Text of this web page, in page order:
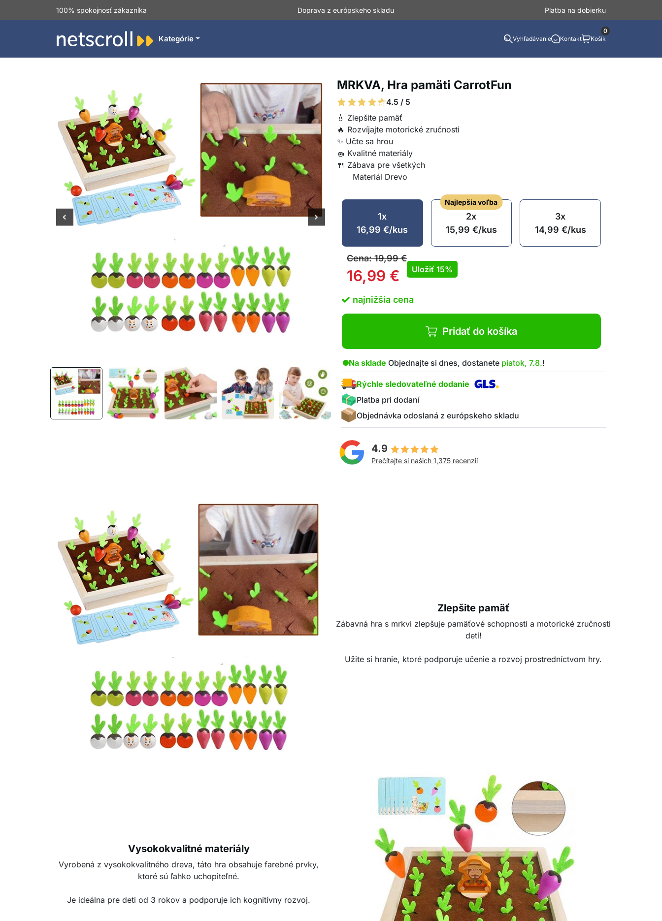
100% spokojnosť zákazníka Doprava z európskeho skladu Platba na dobierku
Kategórie Vyhľadávanie Kontakt Košík
0
MRKVA, Hra pamäti CarrotFun
4.5 / 5
💧 Zlepšite pamäť
🔥 Rozvíjajte motorické zručnosti
✨ Učte sa hrou
🧽 Kvalitné materiály
🍴 Zábava pre všetkých
Materiál Drevo
1x
16,99€/kus
Najlepšia voľba
2x
15,99 €/kus
3x
14,99 €/kus
Cena:19,99€
16,99 € Uložiť 15%
najnižšia cena
Pridať do košíka
Na sklade Objednajte si dnes, dostanete piatok, 7.8.!
Rýchle sledovateľné dodanie
Platba pri dodaní
Objednávka odoslaná z európskeho skladu
4.9
Prečítajte si našich 1,375 recenzií
Zlepšite pamäť
Zábavná hra s mrkvi zlepšuje pamäťové schopnosti a motorické zručnosti
detí!
Užite si hranie, ktoré podporuje učenie a rozvoj prostredníctvom hry.
Vysokokvalitné materiály
Vyrobená z vysokokvalitného dreva, táto hra obsahuje farebné prvky,
ktoré sú ľahko uchopiteľné.
Je ideálna pre deti od 3 rokov a podporuje ich kognitívny rozvoj.